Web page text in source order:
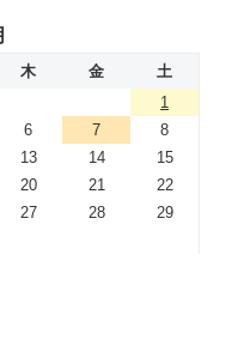
木 金
土
1
6 7
8
13 14
15
20 21
22
27 28
29